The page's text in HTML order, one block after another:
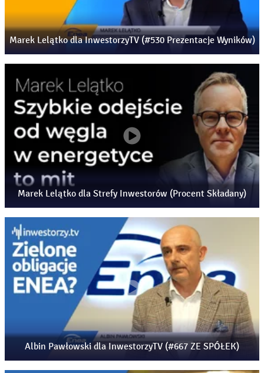
Marek Lelątko dla InwestorzyTV (#530 Prezentacje Wyników)
Marek Lelątko dla Strefy Inwestorów (Procent Składany)
Albin Pawłowski dla InwestorzyTV (#667 ZE SPÓŁEK)